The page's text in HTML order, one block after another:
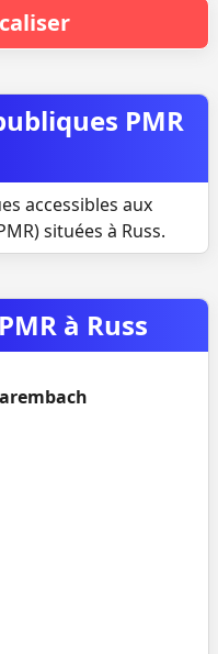
PMR
accessibles aux
situées à Russ.
à Russ